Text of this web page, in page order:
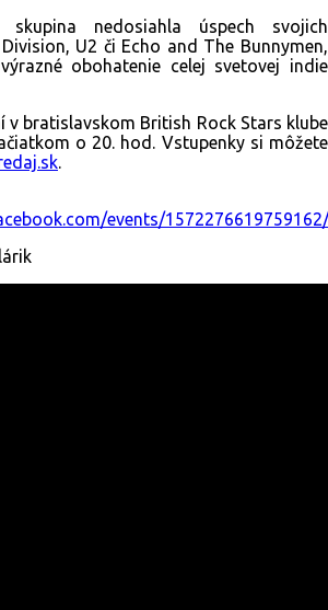
nedosiahla úspech svojich
U2 či Echo and The Bunnymen,
obohatenie celej svetovej indie
v bratislavskom British Rock Stars klube
o 20. hod. Vstupenky si môžete
.
events/1572276619759162/